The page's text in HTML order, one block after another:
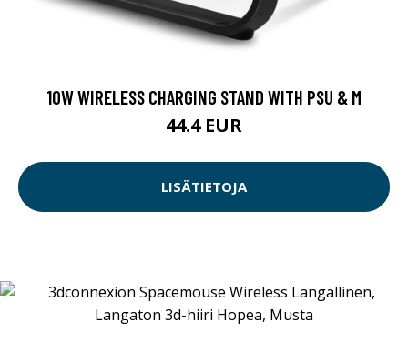
10W WIRELESS CHARGING STAND WITH PSU & M
44.4 EUR
LISÄTIETOJA